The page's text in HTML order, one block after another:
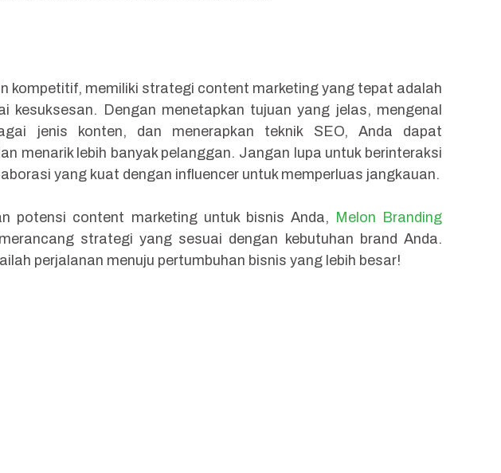
kompetitif, memiliki strategi content marketing yang tepat adalah
kesuksesan. Dengan menetapkan tujuan yang jelas, mengenal
jenis konten, dan menerapkan teknik SEO, Anda dapat
menarik lebih banyak pelanggan. Jangan lupa untuk berinteraksi
yang kuat dengan influencer untuk memperluas jangkauan.
potensi content marketing untuk bisnis Anda, Melon Branding
merancang strategi yang sesuai dengan kebutuhan brand Anda.
perjalanan menuju pertumbuhan bisnis yang lebih besar!